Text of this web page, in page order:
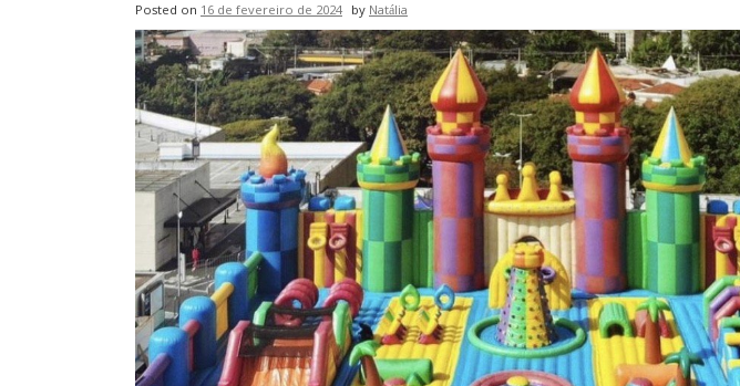
Posted on 16 de fevereiro de 2024 byNatália